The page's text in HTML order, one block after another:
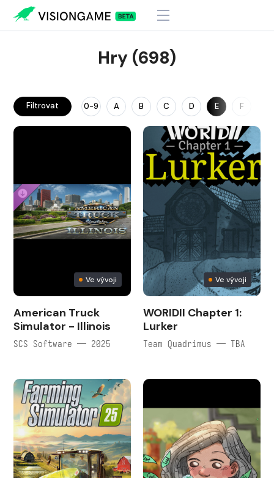
Hry (698)
Filtrovat 0-9 A B C D E F
Ve vývoji
American Truck
Simulator - Illinois
SCS Software — 2025
Ve vývoji
WORIDII Chapter 1:
Lurker
Team Quadrimus — TBA